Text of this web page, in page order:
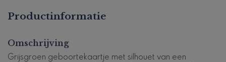
Productinformatie
Omschrijving
Grijsgroen geboortekaartje met silhouet van een